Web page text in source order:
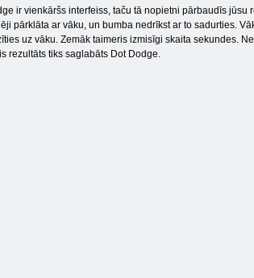
ir vienkāršs interfeiss, taču tā nopietni pārbaudīs
pārklāta ar vāku, un bumba nedrīkst ar to sadurties.
uz vāku. Zemāk taimeris izmisīgi skaita sekundes.
rezultāts tiks saglabāts Dot Dodge.